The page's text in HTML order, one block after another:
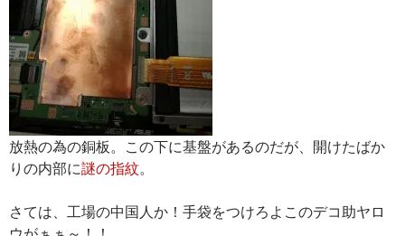
放熱の為の銅板。この下に基盤があるのだが、開けたばか
りの内部に謎の指紋。
さては、工場の中国人か！手袋をつけろよこのデコ助ヤロ